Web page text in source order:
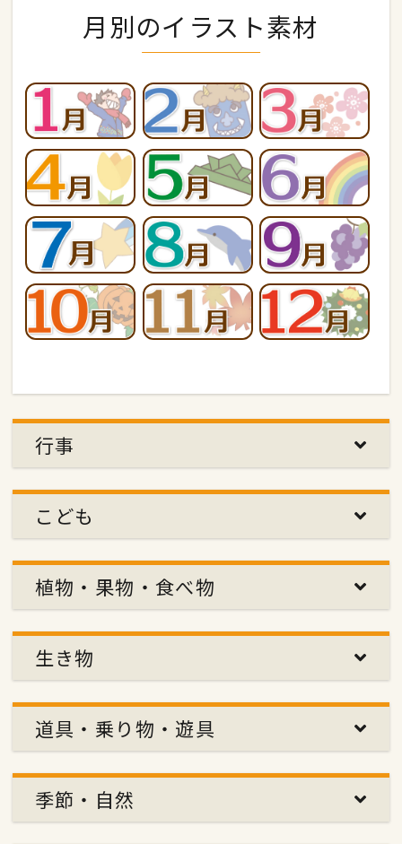
月別のイラスト素材
行事
こども
植物・果物・食べ物
生き物
道具・乗り物・遊具
季節・自然